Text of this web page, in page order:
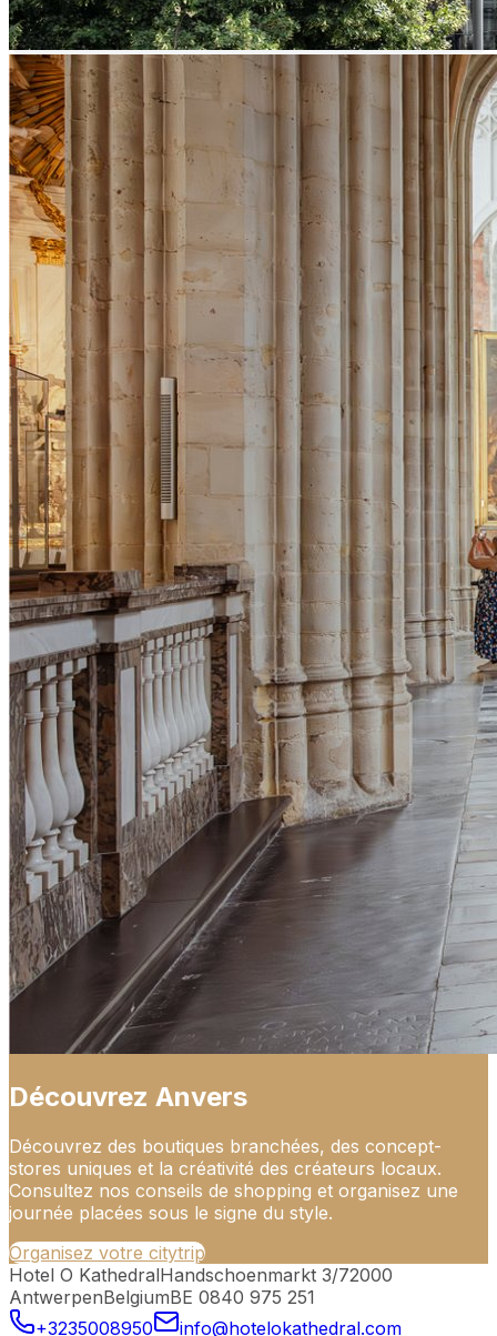
Découvrez Anvers
Découvrez des boutiques branchées, des concept-
stores uniques et la créativité des créateurs locaux.
Consultez nos conseils de shopping et organisez une
journée placées sous le signe du style.
Organisez votre citytrip
Hotel O KathedralHandschoenmarkt 3/72000
AntwerpenBelgiumBE 0840 975 251
+3235008950
info@hotelokathedral.com